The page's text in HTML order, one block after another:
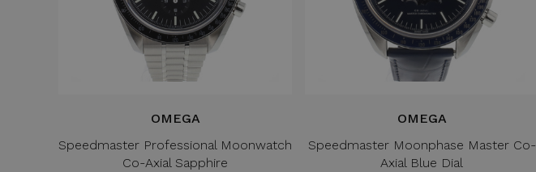
OMEGA
Speedmaster Professional Moonwatch
Co-Axial Sapphire
OMEGA
Speedmaster Moonphase Master Co-
Axial Blue Dial